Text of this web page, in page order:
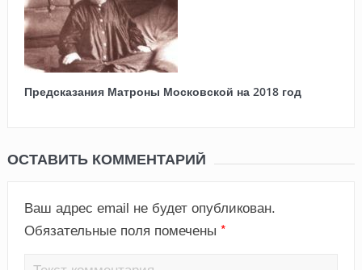
Предсказания Матроны Московской на 2018 год
ОСТАВИТЬ КОММЕНТАРИЙ
Ваш адрес email не будет опубликован.
Обязательные поля помечены *